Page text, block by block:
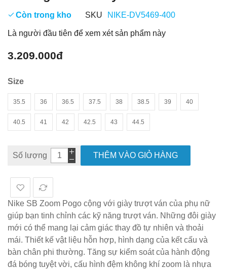
Còn trong kho SKU NIKE-DV5469-400
Là người đầu tiên để xem xét sản phẩm này
3.209.000đ
Size
35.5 36 36.5 37.5 38 38.5 39 40
40.5 41 42 42.5 43 44.5
Số lượng THÊM VÀO GIỎ HÀNG
Nike SB Zoom Pogo cộng với giày trượt ván của phụ nữ
giúp bạn tinh chỉnh các kỹ năng trượt ván. Những đôi giày
mới có thể mang lại cảm giác thay đồ tự nhiên và thoải
mái. Thiết kế vật liệu hỗn hợp, hình dạng của kết cấu và
bàn chân phi thường. Tăng sự kiểm soát của hành động
đá bóng tuyệt vời, cấu hình đệm không khí zoom là nhựa